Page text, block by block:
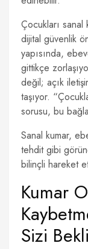
Çocukları sanal
dijital güvenlik
yapısında,
gittikçe
değil; açık
taşıyor.
sorusu, bu
Sanal kumar,
tehdit gibi
bilinçli hareket
Kumar
Sizi